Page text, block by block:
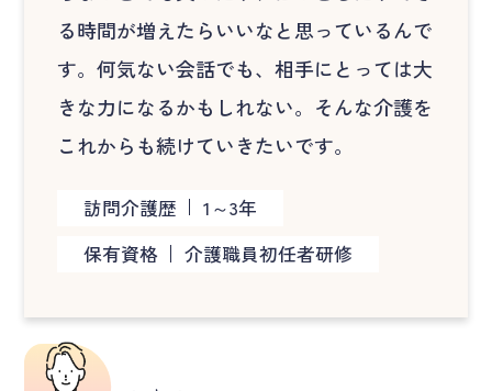
る時間が増えたらいいなと思っているんで
す。何気ない会話でも、相手にとっては大
きな力になるかもしれない。そんな介護を
これからも続けていきたいです。
訪問介護歴
1～3年
保有資格
介護職員初任者研修